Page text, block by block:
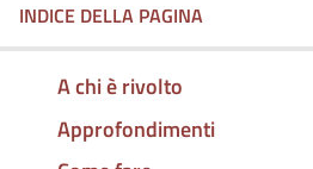
INDICE DELLA PAGINA
A chi è rivolto
Approfondimenti